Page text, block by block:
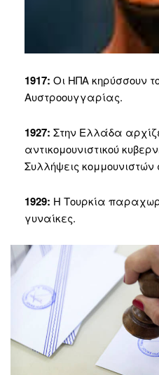
1917: Οι ΗΠΑ κηρύσσουν
Αυστροουγγαρίας.
1927: Στην Ελλάδα
αντικομουνιστικού
Συλλήψεις
1929: Η Τουρκία
γυναίκες.